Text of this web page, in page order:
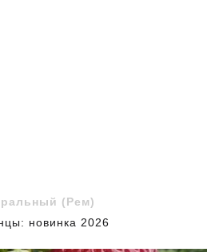
(Рем)
новинка 2026